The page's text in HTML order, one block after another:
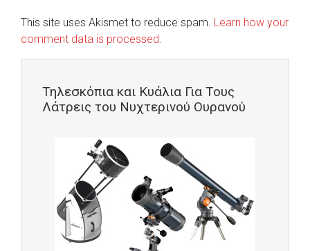
This site uses Akismet to reduce spam. Learn how your
comment data is processed.
Τηλεσκόπια και Κυάλια Για Τους
Λάτρεις του Νυχτερινού Ουρανού